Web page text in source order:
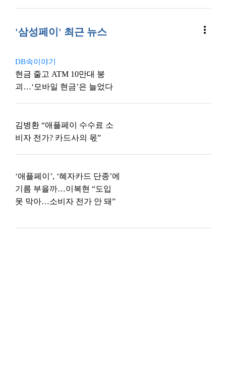
'삼성페이' 최근 뉴스 more_vert
DB속이야기
현금 줄고 ATM 10만대 붕
괴…‘모바일 현금’은 늘었다
김병환 “애플페이 수수료 소
비자 전가? 카드사의 몫”
‘애플페이’, ‘혜자카드 단종’에
기름 부을까…이복현 “도입
못 막아…소비자 전가 안 돼”